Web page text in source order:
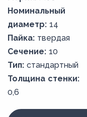
Номинальный
диаметр: 14
Пайка: твердая
Сечение: 10
Тип: стандартный
Толщина стенки:
0,6